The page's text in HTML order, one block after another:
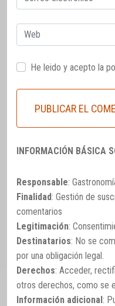
electrónico
Web
He leido y acepto la
INFORMACIÓN BÁSICA
Responsable:
Finalidad: Gestión de
comentarios
Legitimación:
Destinatarios: No se
por una obligación legal.
Derechos: Acceder,
otros derechos, como se
Información adicional: